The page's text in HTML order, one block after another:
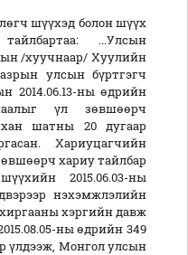
шүүхэд болон шүүх
...Улсын
/хуучнаар/ Хуулийн
улсын бүртгэгч
2014.06.13-ны өдрийн
үл зөвшөөрч
шатны 20 дугаар
Хариуцагчийн
хариу тайлбар
2015.06.03-ны
нэхэмжлэлийн
хэргийн давж
ны өдрийн 349
үлдээж, Монгол улсын